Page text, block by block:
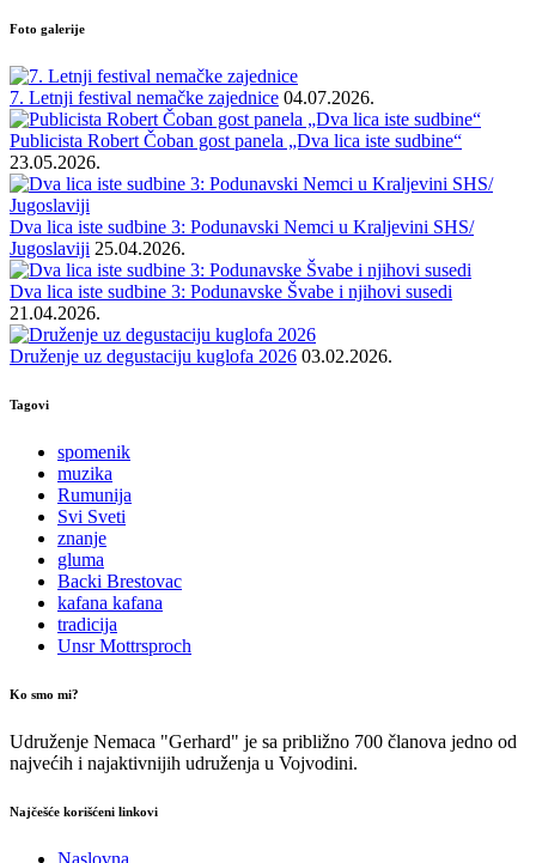
Foto galerije
7. Letnji festival nemačke zajednice 04.07.2026.
Publicista Robert Čoban gost panela „Dva lica iste sudbine“
23.05.2026.
Dva lica iste sudbine 3: Podunavski Nemci u Kraljevini SHS/
Jugoslaviji 25.04.2026.
Dva lica iste sudbine 3: Podunavske Švabe i njihovi susedi
21.04.2026.
Druženje uz degustaciju kuglofa 2026 03.02.2026.
Tagovi
spomenik
muzika
Rumunija
Svi Sveti
znanje
gluma
Backi Brestovac
kafana kafana
tradicija
Unsr Mottrsproch
Ko smo mi?
Udruženje Nemaca "Gerhard" je sa približno 700 članova jedno od
najvećih i najaktivnijih udruženja u Vojvodini.
Najčešće korišćeni linkovi
Naslovna